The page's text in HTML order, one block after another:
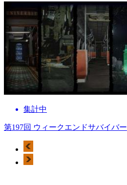
集計中
第197回 ウィークエンドサバイバー